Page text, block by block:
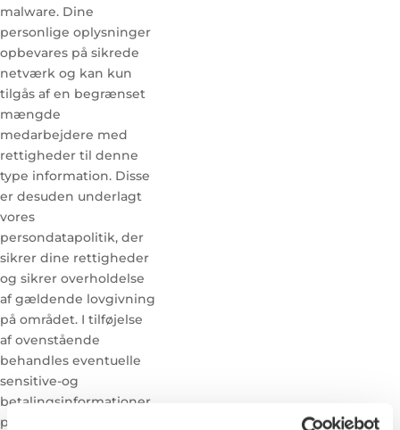
malware. Dine
personlige oplysninger
opbevares på sikrede
netværk og kan kun
tilgås af en begrænset
mængde
medarbejdere med
rettigheder til denne
type information. Disse
er desuden underlagt
vores
persondatapolitik, der
sikrer dine rettigheder
og sikrer overholdelse
af gældende lovgivning
på området. I tilføjelse
af ovenstående
behandles eventuelle
sensitive-og
betalingsinformationer
på krypterede servere,